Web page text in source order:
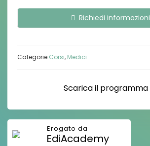
Richiedi informazioni
Categorie Corsi, Medici
Scarica il programma
EdiAcademy